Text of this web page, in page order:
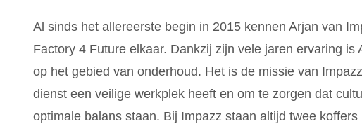
Al sinds het allereerste begin in 2015 kennen Arjan van
Factory 4 Future elkaar. Dankzij zijn vele jaren ervaring is
op het gebied van onderhoud. Het is de missie van
dienst een veilige werkplek heeft en om te zorgen dat
optimale balans staan. Bij Impazz staan altijd twee